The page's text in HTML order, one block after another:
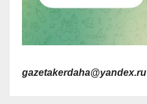
gazetakerdaha@yandex.ru